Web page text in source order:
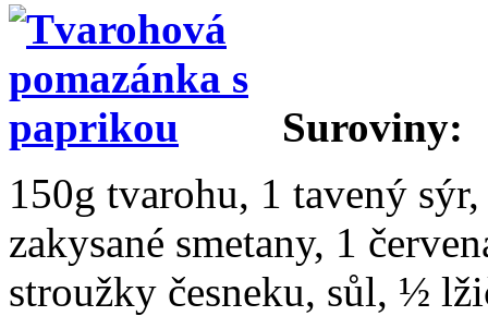
Suroviny:
150g tvarohu, 1 tavený
zakysané smetany, 1
stroužky česneku, sůl, ½